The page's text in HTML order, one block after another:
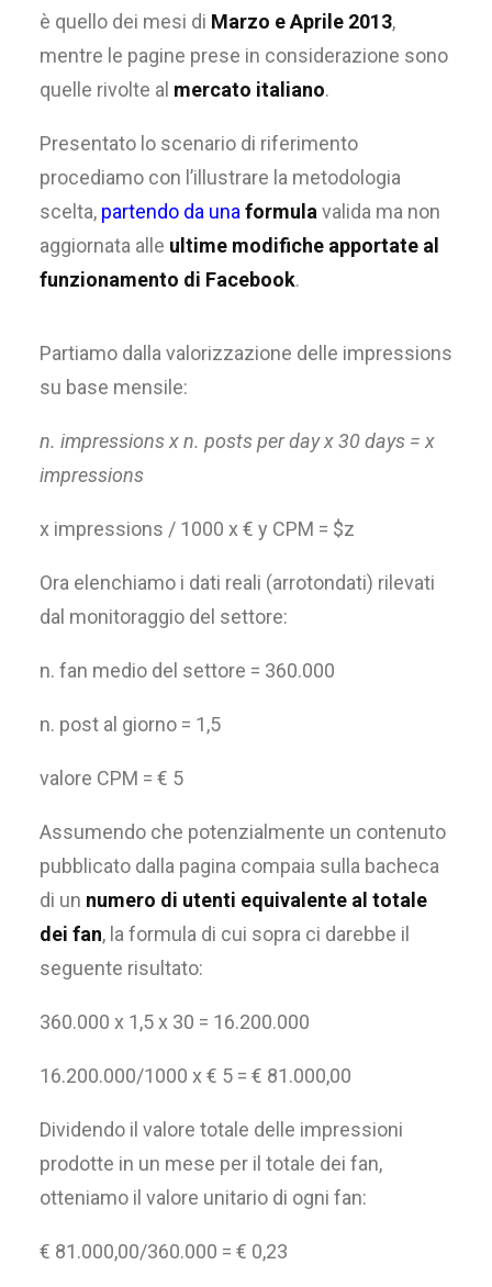
è quello dei mesi di Marzo e Aprile 2013,
mentre le pagine prese in considerazione sono
quelle rivolte al mercato italiano.
Presentato lo scenario di riferimento
procediamo con l’illustrare la metodologia
scelta, partendo da una formula valida ma non
aggiornata alle ultime modifiche apportate al
funzionamento di Facebook.
Partiamo dalla valorizzazione delle impressions
su base mensile:
n. impressions x n. posts per day x 30 days = x
impressions
x impressions / 1000 x € y CPM = $z
Ora elenchiamo i dati reali (arrotondati) rilevati
dal monitoraggio del settore:
n. fan medio del settore = 360.000
n. post al giorno = 1,5
valore CPM = € 5
Assumendo che potenzialmente un contenuto
pubblicato dalla pagina compaia sulla bacheca
di un numero di utenti equivalente al totale
dei fan, la formula di cui sopra ci darebbe il
seguente risultato:
360.000 x 1,5 x 30 = 16.200.000
16.200.000/1000 x € 5 = € 81.000,00
Dividendo il valore totale delle impressioni
prodotte in un mese per il totale dei fan,
otteniamo il valore unitario di ogni fan:
€ 81.000,00/360.000 = € 0,23